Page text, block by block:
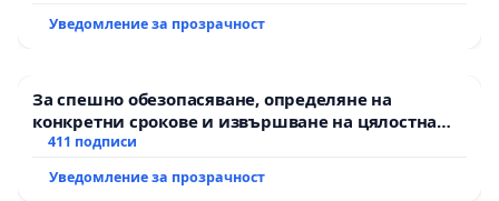
Уведомление за прозрачност
За спешно обезопасяване, определяне на
конкретни срокове и извършване на цялостна
рехабилитация на републиканския път между
Мирово - к.к. Момин проход
411 подписи
Уведомление за прозрачност